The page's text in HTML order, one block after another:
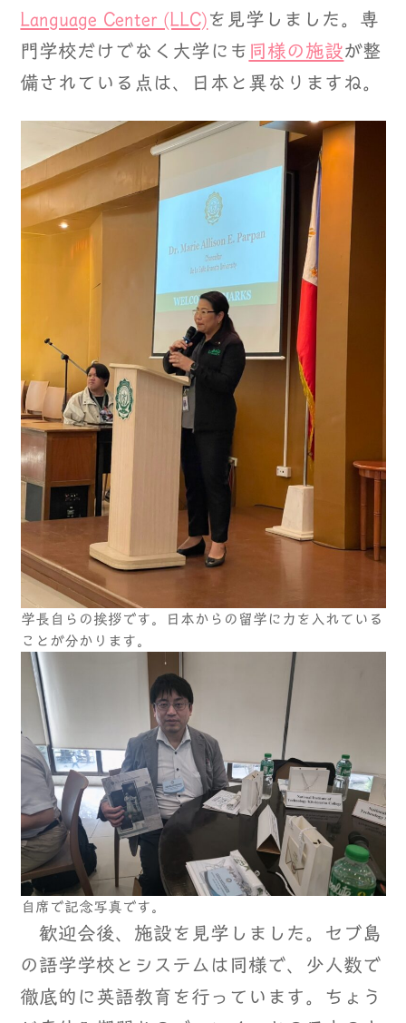
Language Center (LLC) を見学しました。専
門学校だけでなく大学にも 同様の施設が整
備されている点は、日本と異なりますね。
学長自らの挨拶です。日本からの留学に力を入れている
ことが分かります。
自席で記念写真です。
歓迎会後、施設を見学しました。セブ島
の語学学校とシステムは同様で、少人数で
徹底的に英語教育を行っています。ちょう